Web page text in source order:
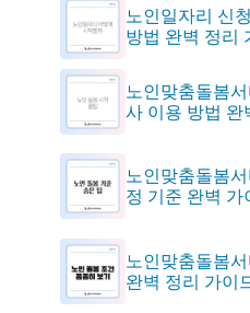
노인일자리 신
방법 완벽 정리
노인맞춤돌봄
사 이용 방법 완
노인맞춤돌봄
정 기준 완벽 가
노인맞춤돌봄
완벽 정리 가이